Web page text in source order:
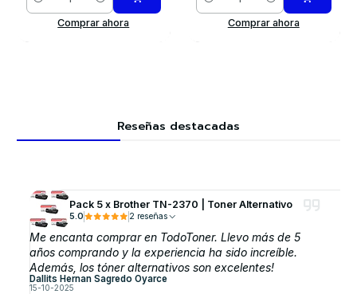
Cantidad
Comprar ahora
Cantidad
Comprar ahora
Reseñas destacadas
Pack 5 x Brother TN-2370 | Toner Alternativo
5.0 2 reseñas
Me encanta comprar en TodoToner. Llevo más de 5
años comprando y la experiencia ha sido increíble.
Además, los tóner alternativos son excelentes!
Dallits Hernan Sagredo Oyarce
15-10-2025